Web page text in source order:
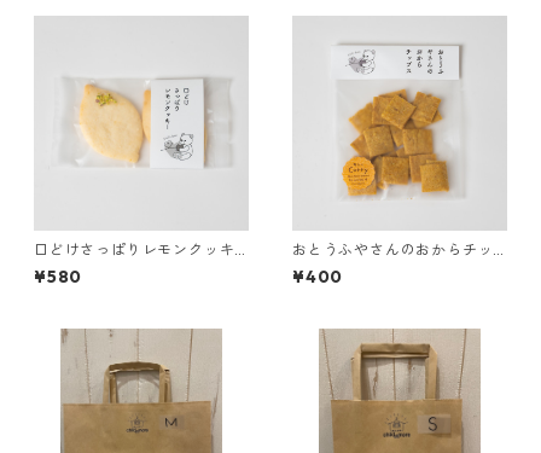
口どけさっぱりレモンクッキ
ー
¥580
おとうふやさんのおからチッ
プス【カレー】
¥400